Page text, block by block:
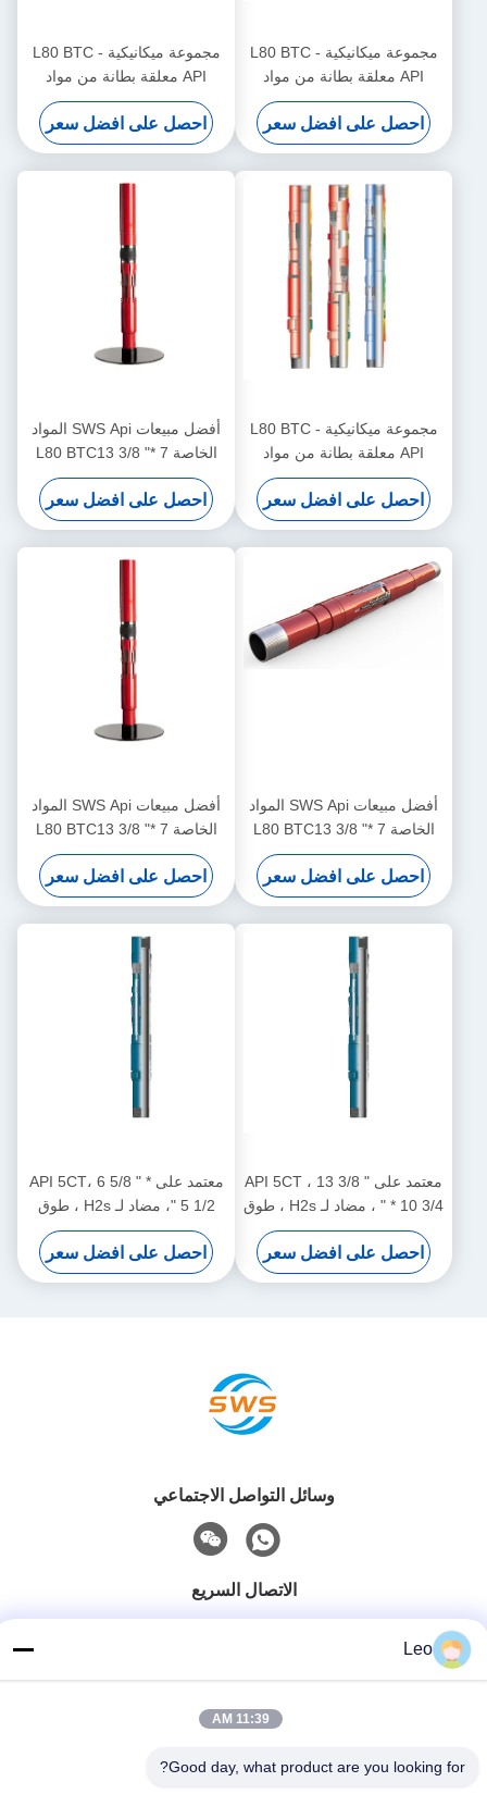
مجموعة ميكانيكية - L80 BTC
API معلقة بطانة من مواد
خاصة لحقول النفط والغاز
احصل على افضل سعر
مجموعة ميكانيكية - L80 BTC
API معلقة بطانة من مواد
خاصة لحقول النفط والغاز
احصل على افضل سعر
مجموعة ميكانيكية - L80 BTC
API معلقة بطانة من مواد
خاصة لحقول النفط والغاز
احصل على افضل سعر
أفضل مبيعات SWS Api المواد
الخاصة L80 BTC13 3/8 "* 7
5/8" طوق طوق مع مجموعة
ميكانيكية للاستخدام في حقول
النفط الآن في المخزون
احصل على افضل سعر
أفضل مبيعات SWS Api المواد
الخاصة L80 BTC13 3/8 "* 7
5/8" طوق طوق مع مجموعة
ميكانيكية للاستخدام في حقول
النفط الآن في المخزون
احصل على افضل سعر
أفضل مبيعات SWS Api المواد
الخاصة L80 BTC13 3/8 "* 7
5/8" طوق طوق مع مجموعة
ميكانيكية للاستخدام في حقول
النفط الآن في المخزون
احصل على افضل سعر
معتمد على API 5CT ، 13 3/8 "
* 10 3/4 " ، مضاد لـ H2s ، طوق
طوق الهواء مناسب لعمليات
الرأس البحرية والبحرية.
احصل على افضل سعر
معتمد على API 5CT، 6 5/8 " *
5 1/2 "، مضاد لـ H2s ، طوق
طوق طوق طوق مناسب
لعمليات الرأس البحرية
والبحرية.
احصل على افضل سعر
وسائل التواصل الاجتماعي
الاتصال السريع
عنوان
Leo
11:39 AM
Good day, what product are you looking for?